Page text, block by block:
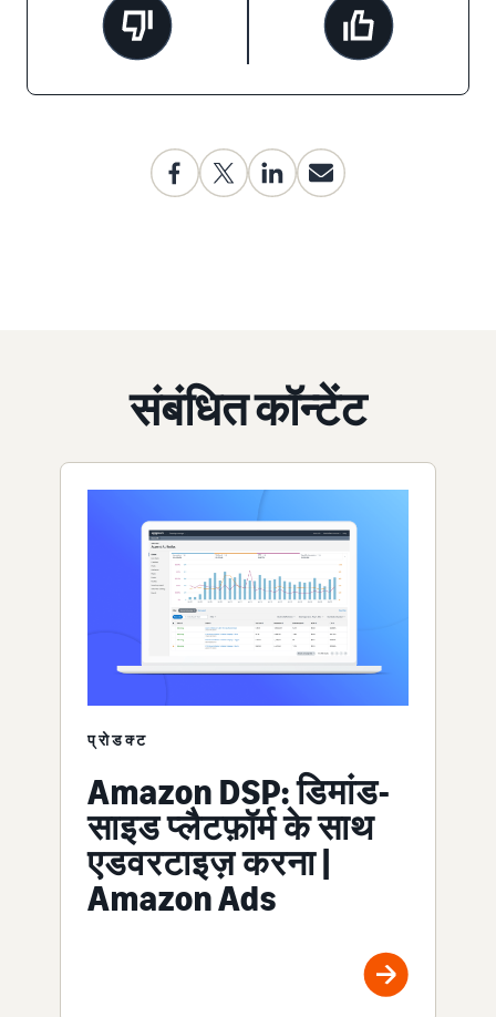
संबंधित कॉन्टेंट
प्रोडक्ट
Amazon DSP: डिमांड-
साइड प्लैटफ़ॉर्म के साथ
एडवरटाइज़ करना |
Amazon Ads